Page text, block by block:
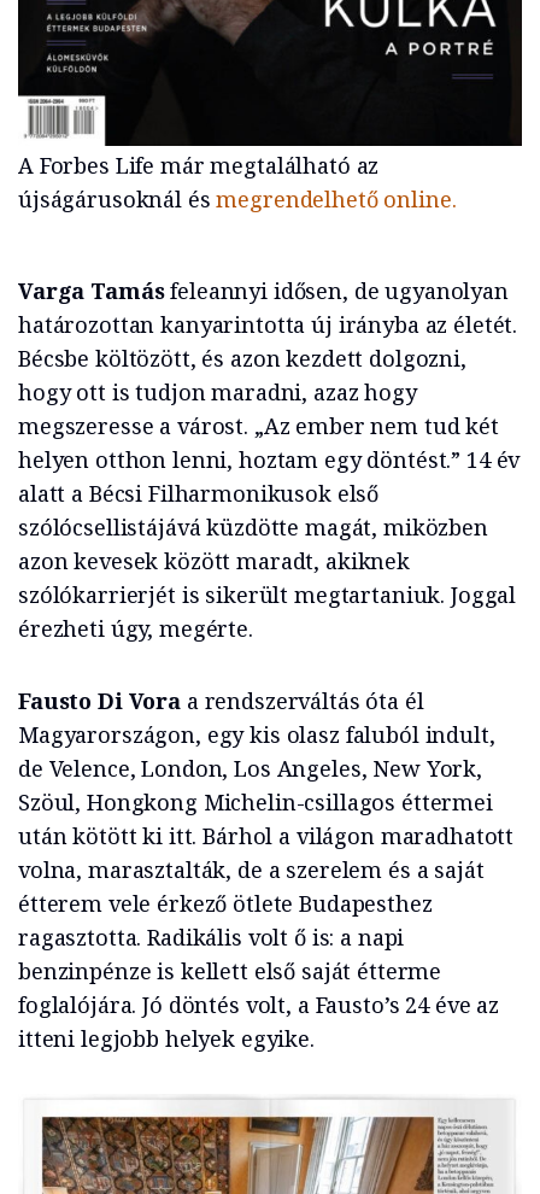
A Forbes Life már megtalálható az
újságárusoknál ésmegrendelhető online.
Varga Tamásfeleannyi idősen, de ugyanolyan
határozottan kanyarintotta új irányba az életét.
Bécsbe költözött, és azon kezdett dolgozni,
hogy ott is tudjon maradni, azaz hogy
megszeresse a várost. „Az ember nem tud két
helyen otthon lenni, hoztam egy döntést.” 14 év
alatt a Bécsi Filharmonikusok első
szólócsellistájává küzdötte magát, miközben
azon kevesek között maradt, akiknek
szólókarrierjét is sikerült megtartaniuk. Joggal
érezheti úgy, megérte.
Fausto Di Voraa rendszerváltás óta él
Magyarországon, egy kis olasz faluból indult,
de Velence, London, Los Angeles, New York,
Szöul, Hongkong Michelin-csillagos éttermei
után kötött ki itt. Bárhol a világon maradhatott
volna, marasztalták, de a szerelem és a saját
étterem vele érkező ötlete Budapesthez
ragasztotta. Radikális volt ő is: a napi
benzinpénze is kellett első saját étterme
foglalójára. Jó döntés volt, a Fausto’s 24 éve az
itteni legjobb helyek egyike.